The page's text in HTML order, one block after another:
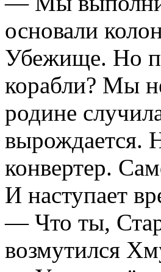
основали
Убежище. Но
корабли? Мы
родине
вырождается.
конвертер.
И наступает
— Что ты,
возмутился